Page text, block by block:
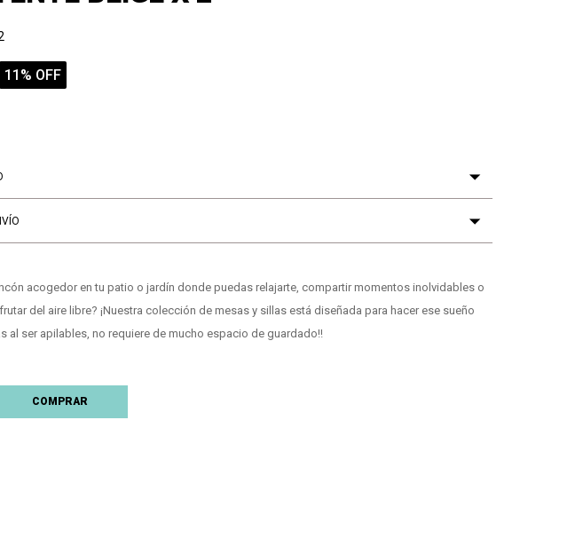
11% OFF
acogedor en tu patio o jardín donde puedas relajarte, compartir momentos inolvidables o
del aire libre? ¡Nuestra colección de mesas y sillas está diseñada para hacer ese sueño
al ser apilables, no requiere de mucho espacio de guardado!!
COMPRAR